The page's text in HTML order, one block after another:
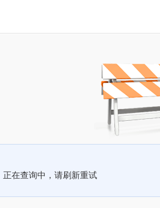
正在查询中，请刷新重试